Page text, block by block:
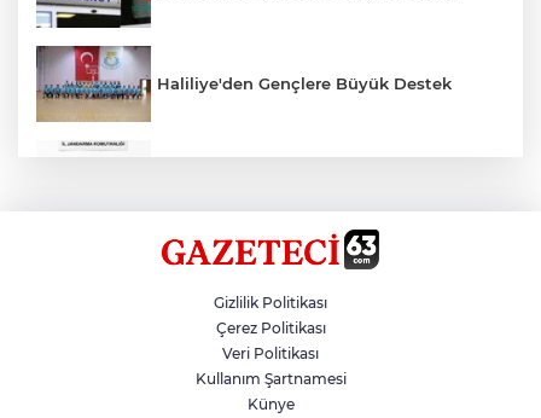
Haliliye'den Gençlere Büyük Destek
Hikmet Başak’tan Ulaşım Çalışması
Atatürk Bulvarında Asfalt Yenileniyor
Gizlilik Politikası
Çerez Politikası
Veri Politikası
Kullanım Şartnamesi
Künye